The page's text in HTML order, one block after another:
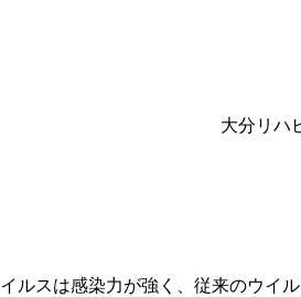
大分リハ
ルスは感染力が強く、従来のウイ